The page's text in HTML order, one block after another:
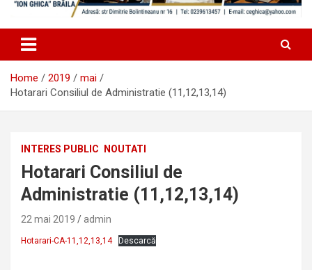
Home 2019
mai
Hotarari Consiliul de Administratie (11,12,13,14)
INTERES PUBLIC NOUTATI
Hotarari Consiliul de
Administratie (11,12,13,14)
22 mai 2019 admin
Hotarari-CA-11,12,13,14 Descarcă